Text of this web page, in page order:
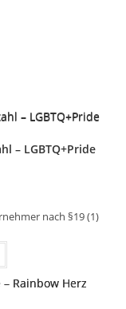
– LGBTQ+Pride
nach §19 (1)